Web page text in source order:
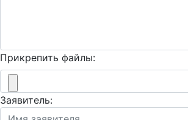
Прикрепить файлы:
Заявитель: